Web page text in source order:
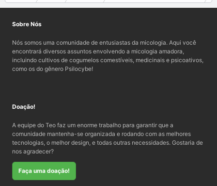
Sobre Nós
Nós somos uma comunidade de entusiastas da micologia. Aqui você
encontrará diversos assuntos envolvendo a micologia amadora,
incluindo cultivos de cogumelos comestíveis, medicinais e psicoativos,
como os do gênero Psilocybe!
Doação!
A equipe do Teo faz um enorme trabalho para garantir que a
comunidade mantenha-se organizada e rodando com as melhores
tecnologias, o melhor design, e todas outras necessidades. Gostaria de
nos agradecer?
Faça uma doação!